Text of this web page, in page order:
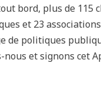
bord, plus de 115
et 23
de politiques
et signons cet